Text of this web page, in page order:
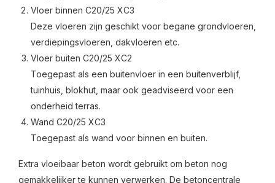
Vloer binnen C20/25 XC3
Deze vloeren zijn geschikt voor begane grondvloeren,
verdiepingsvloeren, dakvloeren etc.
Vloer buiten C20/25 XC2
Toegepast als een buitenvloer in een buitenverblijf,
tuinhuis, blokhut, maar ook geadviseerd voor een
onderheid terras.
Wand C20/25 XC3
Toegepast als wand voor binnen en buiten.
Extra vloeibaar beton wordt gebruikt om beton nog
gemakkelijker te kunnen verwerken. De betoncentrale